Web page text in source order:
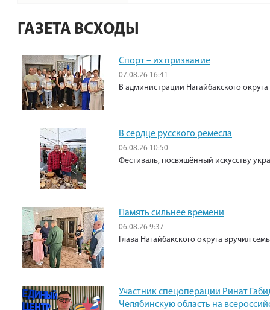
ГАЗЕТА ВСХОДЫ
Спорт – их призвание
07.08.26 16:41
В администрации Нагайбакского
В сердце русского ремесла
06.08.26 10:50
Фестиваль, посвящённый искусству
Память сильнее времени
06.08.26 9:37
Глава Нагайбакского округа вручил
Участник спецоперации Ринат
Челябинскую область на